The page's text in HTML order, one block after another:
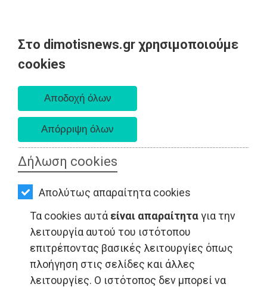
Στο dimotisnews.gr χρησιμοποιούμε
cookies
Δήλωση cookies
Απολύτως απαραίτητα cookies
Τα cookies αυτά είναι απαραίτηταγια την
λειτουργία αυτού του ιστότοπου
επιτρέποντας βασικές λειτουργίες όπως
πλοήγηση στις σελίδες και άλλες
λειτουργίες. Ο ιστότοπος δεν μπορεί να
AΡΧΙΚΗ
ΕΙΔΗΣΕΙΣ
ΠΟΛΙΤΙΚΗ
ΤΟΠΙΚΗ
ΑΥΤΟΔΙΟΙΚΗΣΗ
ΟΙΚΟΝΟΜΙΑ
ΑΘΛΗΤΙΣΜΟΣ
ΠΟΛΙΤΙΣΜΟΣ
ΣΠΙΤΙ-
ΚΗΠΟΣ
ΠΟΛΙΤΙΚΗ - Ανατολική Αττική